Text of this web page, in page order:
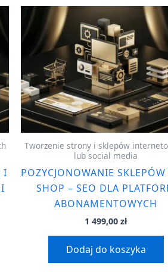
I
Tworzenie strony i sklepów
lub social media
POZYCJONOWANIE SKLEPÓW
SHOP – SEO DLA
ABONAMENTOWYCH
1 499,00 zł
Dodaj do koszyka